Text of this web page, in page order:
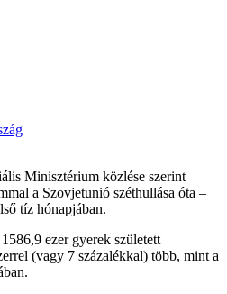
Minisztérium közlése szerint
a Szovjetunió széthullása óta –
tíz hónapjában.
ezer gyerek született
(vagy 7 százalékkal) több, mint a